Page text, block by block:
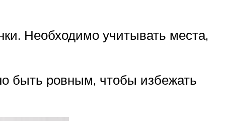
Необходимо учитывать места,
быть ровным, чтобы избежать